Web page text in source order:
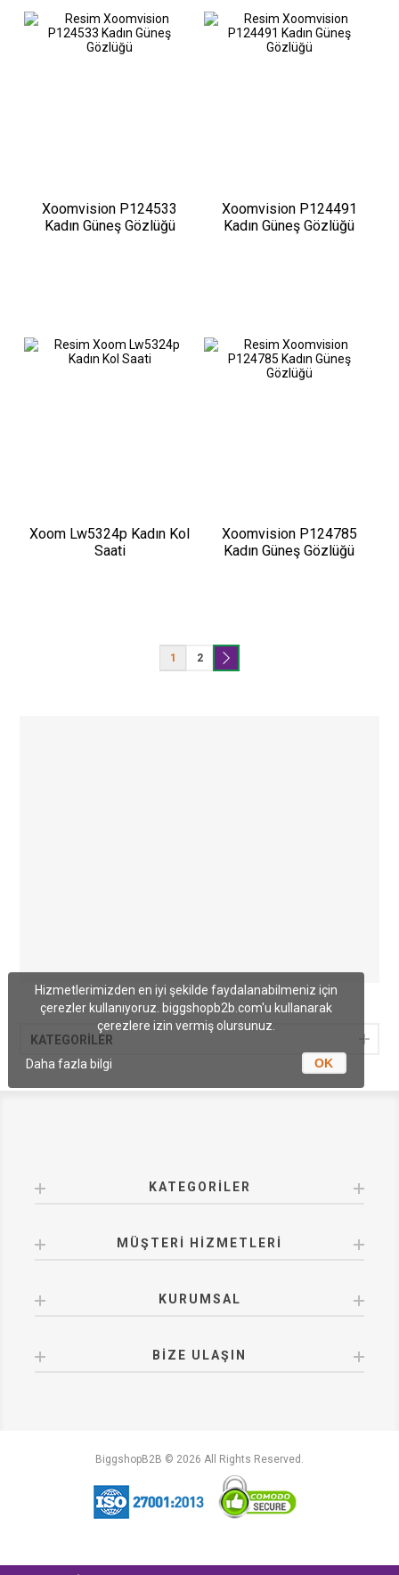
Xoomvision P124533
Kadın Güneş Gözlüğü
Xoomvision P124491
Kadın Güneş Gözlüğü
Xoom Lw5324p Kadın Kol
Saati
Xoomvision P124785
Kadın Güneş Gözlüğü
1 2
KATEGORİLER
KATEGORILER
MÜŞTERI HIZMETLERI
KURUMSAL
BIZE ULAŞIN
BiggshopB2B © 2026 All Rights Reserved.
Hizmetlerimizden en iyi şekilde faydalanabilmeniz için
çerezler kullanıyoruz. biggshopb2b.com'u kullanarak
çerezlere izin vermiş olursunuz.
OK
Daha fazla bilgi